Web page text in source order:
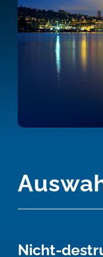
Nicht-